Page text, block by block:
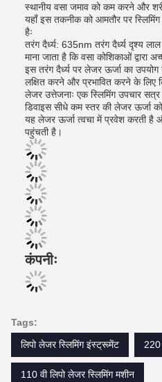
स्थानीय वसा जमाव को कम करने और
यहाँ इस तकनीक को आमतौर पर
हैः
तरंग दैर्ध्य: 635nm तरंग दैर्ध्य दृश्य
माना जाता है कि वसा कोशिकाओं द्वारा
इस तरंग दैर्ध्य पर लेजर ऊर्जा का
लक्षित करने और प्रभावित करने के लिए
लेजर उत्तेजनाः एक स्लिमिंग उपचार
डिवाइस सीधे कम स्तर की लेजर ऊर्जा को
यह लेजर ऊर्जा त्वचा में प्रवेश करती
पहुंचती है।
कंपनीः
Tags:
लिपो लेजर स्लिमिंग इंस्ट्रूमेंट
220
110 वी लिपो लेजर स्लिमिंग मशीन